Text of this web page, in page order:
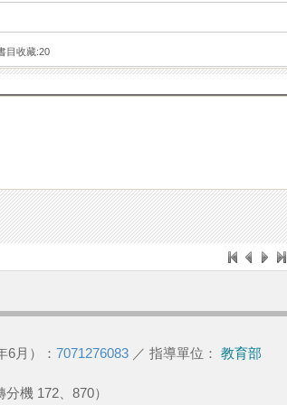
目收藏:20
6月）： 7071276083 ／ 指導單位： 教育部
機 172、870）